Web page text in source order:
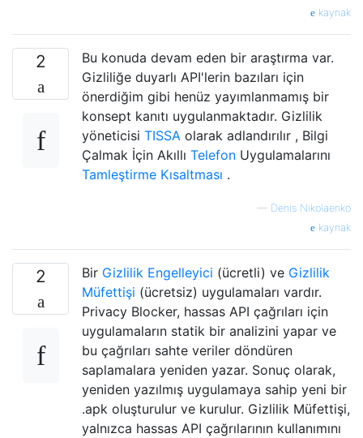
kaynak
2
Bu konuda devam eden bir araştırma var.
Gizliliğe duyarlı API'lerin bazıları için
önerdiğim gibi henüz yayımlanmamış bir
konsept kanıtı uygulanmaktadır. Gizlilik
yöneticisi TISSA olarak adlandırılır , Bilgi
Çalmak İçin Akıllı Telefon Uygulamalarını
Tamleştirme Kısaltması .
— Denis Nikolaenko
kaynak
2 Bir Gizlilik Engelleyici (ücretli) ve Gizlilik
Müfettişi (ücretsiz) uygulamaları vardır.
Privacy Blocker, hassas API çağrıları için
uygulamaların statik bir analizini yapar ve
bu çağrıları sahte veriler döndüren
saplamalara yeniden yazar. Sonuç olarak,
yeniden yazılmış uygulamaya sahip yeni bir
.apk oluşturulur ve kurulur. Gizlilik Müfettişi,
yalnızca hassas API çağrılarının kullanımını